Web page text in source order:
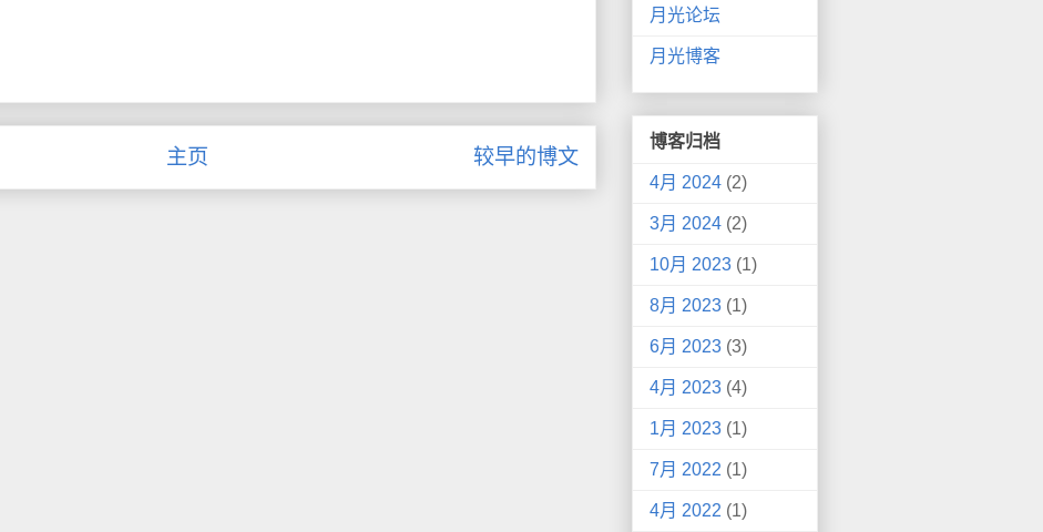
较早的博文
主页
月光论坛
月光博客
博客归档
4月 2024 (2)
3月 2024 (2)
10月 2023 (1)
8月 2023 (1)
6月 2023 (3)
4月 2023 (4)
1月 2023 (1)
7月 2022 (1)
4月 2022 (1)